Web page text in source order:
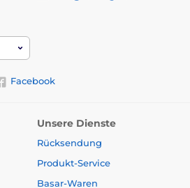
gleichzeitig mit einem Sender
mit
das den
ist mit Tasten zur Steuerung
ausgestattet.
Facebook
Unsere Dienste
Rücksendung
Produkt-Service
Basar-Waren